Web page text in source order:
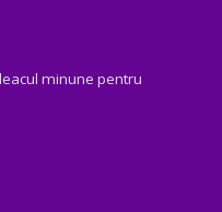
minune pentru